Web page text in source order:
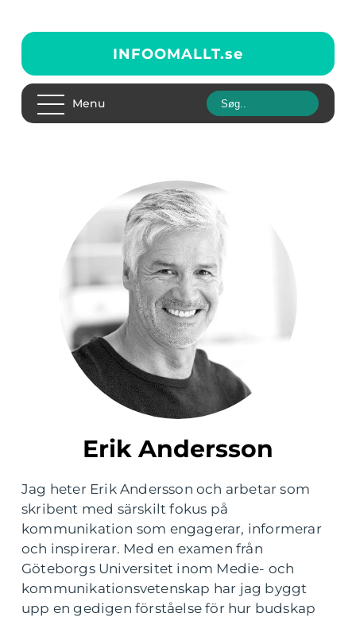
INFOOMALLT.se
Menu
Erik Andersson
Jag heter Erik Andersson och arbetar som
skribent med särskilt fokus på
kommunikation som engagerar, informerar
och inspirerar. Med en examen från
Göteborgs Universitet inom Medie- och
kommunikationsvetenskap har jag byggt
upp en gedigen förståelse för hur budskap